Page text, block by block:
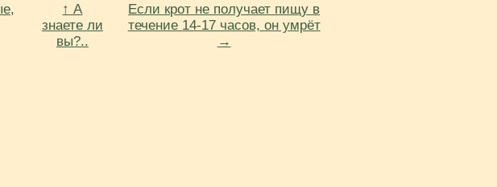
↑ А
знаете ли
вы?..
Если крот не получает пищу в
течение 14-17 часов, он умрёт
→